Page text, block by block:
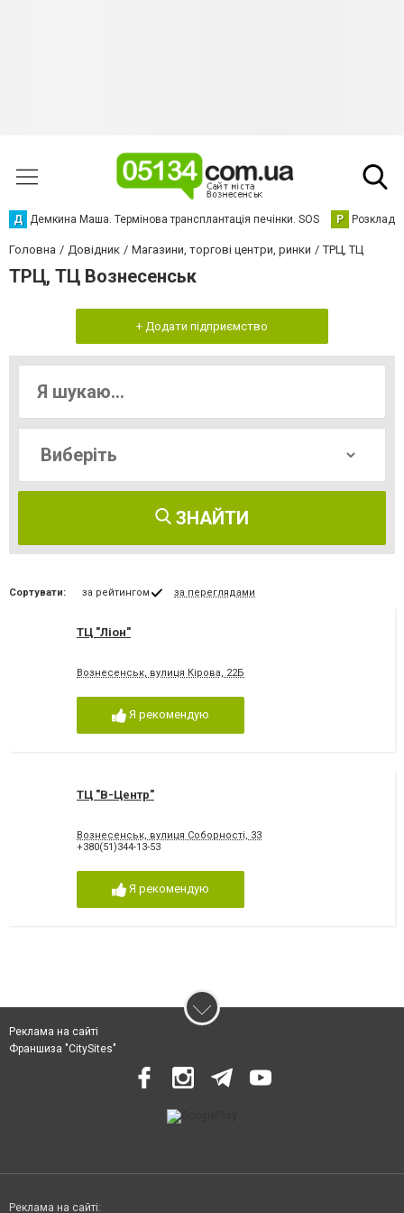
Д Демкина Маша. Термінова трансплантація печінки. SOS Р Розклад
Головна Довідник Магазини, торгові центри, ринки ТРЦ, ТЦ
ТРЦ, ТЦ Вознесенськ
+ Додати підприємство
ЗНАЙТИ
Сортувати: за рейтингом за переглядами
ТЦ "Ліон"
Вознесенськ, вулиця Кірова, 22Б
Я рекомендую
ТЦ "В-Центр"
Вознесенськ, вулиця Соборності, 33
+380(51)344-13-53
Я рекомендую
Реклама на сайті
Франшиза "CitySites"
Реклама на сайті: